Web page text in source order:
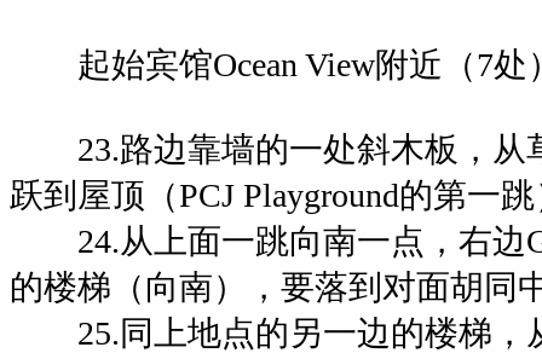
起始宾馆Ocean View附近（7处
23.路边靠墙的一处斜木板，从
跃到屋顶（PCJ Playground的第一
24.从上面一跳向南一点，右边
的楼梯（向南），要落到对面胡同
25.同上地点的另一边的楼梯，